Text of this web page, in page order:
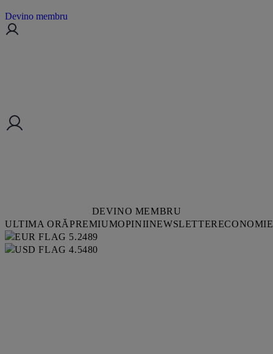
Devino membru
DEVINO MEMBRU
ULTIMA ORĂPREMIUMOPINIINEWSLETTERECONOMIE
5.2489
4.5480